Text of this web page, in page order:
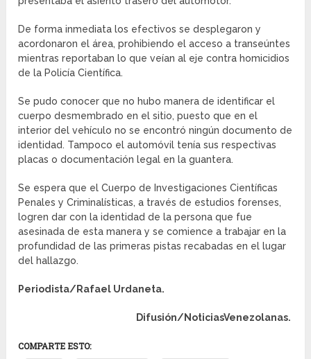
De forma inmediata los efectivos se desplegaron y
acordonaron el área, prohibiendo el acceso a transeúntes
mientras reportaban lo que veían al eje contra homicidios
de la Policía Científica.
Se pudo conocer que no hubo manera de identificar el
cuerpo desmembrado en el sitio, puesto que en el
interior del vehículo no se encontró ningún documento de
identidad. Tampoco el automóvil tenía sus respectivas
placas o documentación legal en la guantera.
Se espera que el Cuerpo de Investigaciones Científicas
Penales y Criminalísticas, a través de estudios forenses,
logren dar con la identidad de la persona que fue
asesinada de esta manera y se comience a trabajar en la
profundidad de las primeras pistas recabadas en el lugar
del hallazgo.
Periodista/Rafael Urdaneta.
Difusión/NoticiasVenezolanas.
COMPARTE ESTO: